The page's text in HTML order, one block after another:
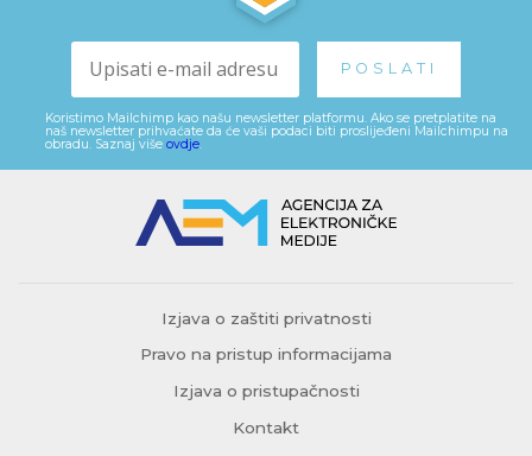
Koristimo Mailchimp kao našu newsletter platformu. Ako se pretplatite na
naš newsletter prihvaćate da će vaši podaci biti proslijeđeni Mailchimpu na
obradu. Saznaj više ovdje.
Izjava o zaštiti privatnosti
Pravo na pristup informacijama
Izjava o pristupačnosti
Kontakt